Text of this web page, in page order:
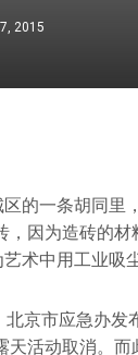
2015
的一条胡同里
，因为造砖的
术中用工业吸
京市应急办
活动取消。而